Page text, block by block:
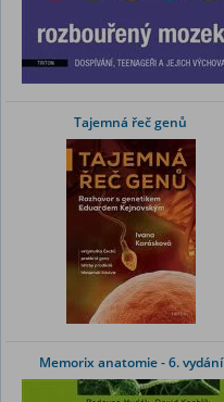
Tajemná řeč genů
Memorix anatomie - 6. vydání